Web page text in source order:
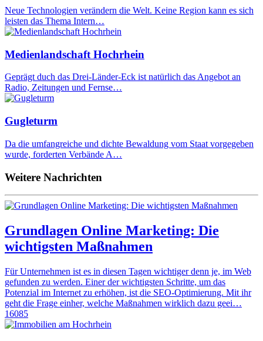
Neue Technologien verändern die Welt. Keine Region kann es sich
leisten das Thema Intern…
Medienlandschaft Hochrhein
Geprägt duch das Drei-Länder-Eck ist natürlich das Angebot an
Radio, Zeitungen und Fernse…
Gugleturm
Da die umfangreiche und dichte Bewaldung vom Staat vorgegeben
wurde, forderten Verbände A…
Weitere Nachrichten
Grundlagen Online Marketing: Die
wichtigsten Maßnahmen
Für Unternehmen ist es in diesen Tagen wichtiger denn je, im Web
gefunden zu werden. Einer der wichtigsten Schritte, um das
Potenzial im Internet zu erhöhen, ist die SEO-Optimierung. Mit ihr
geht die Frage einher, welche Maßnahmen wirklich dazu geei…
16085